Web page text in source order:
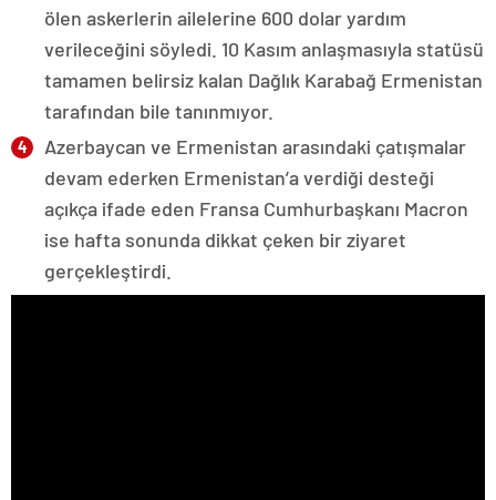
ölen askerlerin ailelerine 600 dolar yardım
verileceğini söyledi. 10 Kasım anlaşmasıyla statüsü
tamamen belirsiz kalan Dağlık Karabağ Ermenistan
tarafından bile tanınmıyor.
Azerbaycan ve Ermenistan arasındaki çatışmalar
devam ederken Ermenistan’a verdiği desteği
açıkça ifade eden Fransa Cumhurbaşkanı Macron
ise hafta sonunda dikkat çeken bir ziyaret
gerçekleştirdi.